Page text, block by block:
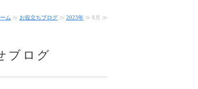
ム ≫ お役立ちブログ ≫ 2023年 ≫ 8月 ≫
ブログ